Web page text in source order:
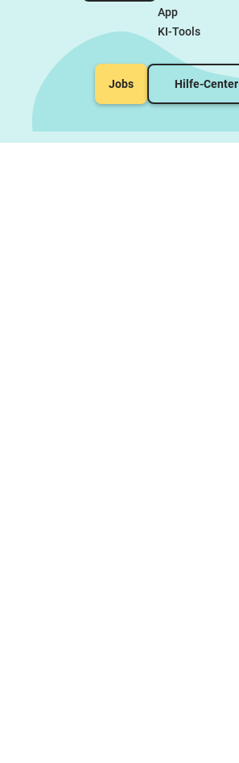
App
KI-Tools
Jobs Hilfe-Center